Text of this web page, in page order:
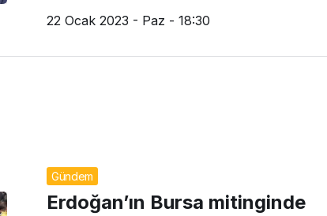
22 Ocak 2023 - Paz - 18:30
Gündem
Erdoğan’ın Bursa mitinginde